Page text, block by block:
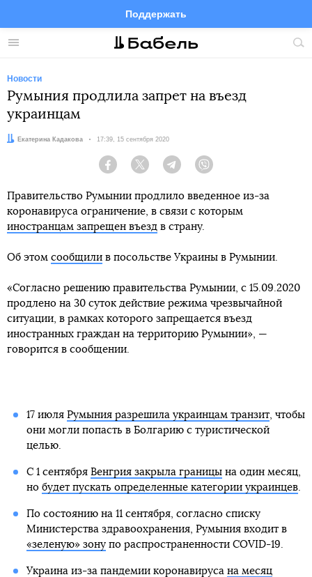
Меню
Поддержать
FacebookTelegramTwitter
Новости
Румыния продлила запрет на въезд
украинцам
Автор:Екатерина Кадакова Дата:
17:39, 15 сентября 2020
Facebook Twitter Telegram
Правительство Румынии продлило введенное из-за
коронавируса ограничение, в связи с которым
иностранцам запрещен въезд в страну.
Об этом сообщили в посольстве Украины в Румынии.
«Согласно решению правительства Румынии, с 15.09.2020
продлено на 30 суток действие режима чрезвычайной
ситуации, в рамках которого запрещается въезд
иностранных граждан на территорию Румынии», —
говорится в сообщении.
17 июля Румыния разрешила украинцам транзит, чтобы
они могли попасть в Болгарию с туристической
целью.
С 1 сентября Венгрия закрыла границына один месяц,
но будет пускать определенные категории украинцев.
По состоянию на 11 сентября, согласно списку
Министерства здравоохранения, Румыния входит в
«зеленую» зонупо распространенности COVID-19.
Украина из-за пандемии коронавируса на месяц